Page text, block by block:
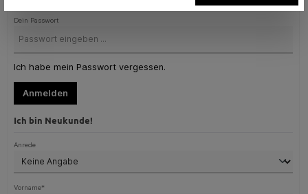
Dein Passwort
Ich habe mein Passwort vergessen.
Anmelden
Ich bin Neukunde!
Persönliche Informationen
Anrede
Vorname*